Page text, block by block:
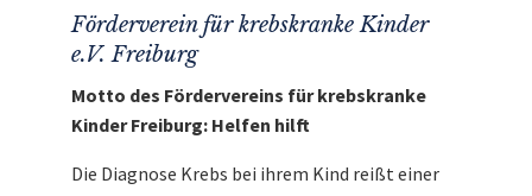
Förderverein für krebskranke Kinder
e.V. Freiburg
Motto des Fördervereins für krebskranke
Kinder Freiburg: Helfen hilft
Die Diagnose Krebs bei ihrem Kind reißt einer